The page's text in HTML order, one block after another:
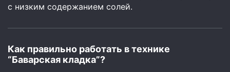
с низким содержанием солей.
Как правильно работать в технике
“Баварская кладка”?